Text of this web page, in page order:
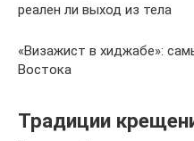
реален ли выход из тела
«Визажист в хиджабе»:
Востока
Традиции